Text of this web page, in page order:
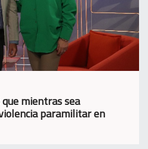
mientras sea
paramilitar en